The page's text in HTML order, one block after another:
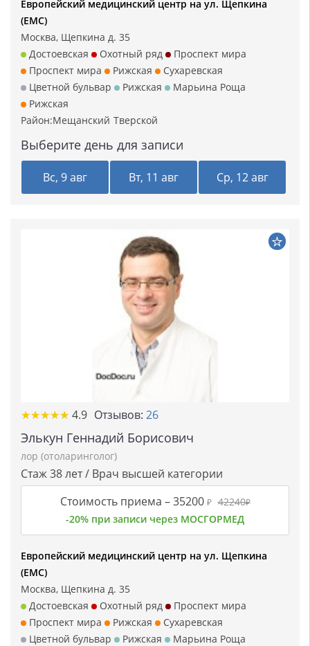
Европейский медицинский центр на ул. Щепкина
(ЕМС)
Москва, Щепкина д. 35
Достоевская
Охотный ряд
Проспект мира
Проспект мира
Рижская
Сухаревская
Цветной бульвар
Рижская
Марьина Роща
Рижская
Район:Мещанский Тверской
Выберите день для записи
Вс, 9 авг Вт, 11 авг Ср, 12 авг
★★★★★
★★★★★ 4.9 Отзывов: 26
Элькун Геннадий Борисович
лор (отоларинголог)
Стаж 38 лет / Врач высшей категории
Стоимость приема –35200 ₽ 42240₽
-20% при записи через МОСГОРМЕД
Европейский медицинский центр на ул. Щепкина
(ЕМС)
Москва, Щепкина д. 35
Достоевская
Охотный ряд
Проспект мира
Проспект мира
Рижская
Сухаревская
Цветной бульвар
Рижская
Марьина Роща